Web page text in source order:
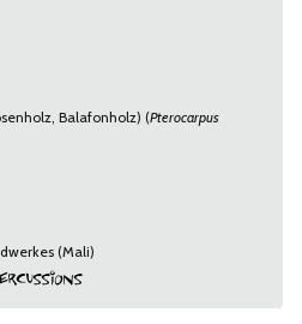
Balafonholz) (Pterocarpus
(Mali)